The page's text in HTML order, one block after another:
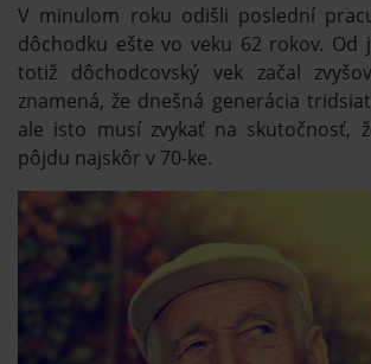
V minulom roku odišli poslední
dôchodku ešte vo veku 62 rokov. Od
totiž dôchodcovský vek začal
znamená, že dnešná generácia
ale isto musí zvykať na skutočnosť,
pôjdu najskôr v 70-ke.